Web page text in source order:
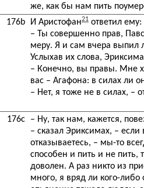
176b
176c
же, как бы нам пить
И Аристофан21 ответил ему:
– Ты совершенно прав,
меру. Я и сам вчера выпил
Услыхав их слова,
– Конечно, вы правы. Мне
вас – Агафона: в силах ли
– Нет, я тоже не в силах, –
– Ну, так нам, кажется,
– сказал Эриксимах, – если
отказываетесь, – мы-то
способен и пить и не пить,
доволен. А раз никто из
много, я вряд ли кого-либо